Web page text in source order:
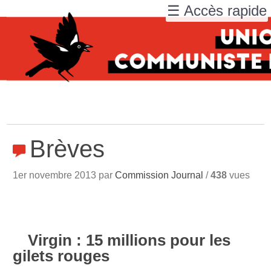
Brèves
1er novembre 2013 parCommission Journal /438 vues
Virgin : 15 millions pour les
gilets rouges
☰ Accès rapide